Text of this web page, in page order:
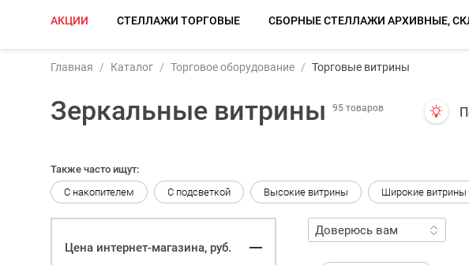
АКЦИИ СТЕЛЛАЖИ ТОРГОВЫЕ СБОРНЫЕ СТЕЛЛАЖИ АРХИВНЫЕ,
Главная Каталог Торговое оборудование Торговые витрины
Зеркальные витрины 95 товаров
Также часто ищут:
С накопителем
С подсветкой Высокие витрины Широкие витрины
Цена интернет-магазина, руб.